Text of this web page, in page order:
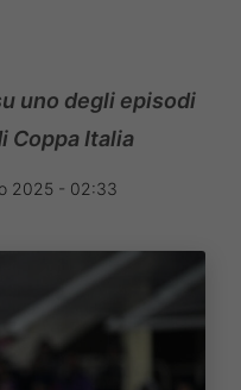
uno degli episodi
Coppa Italia
2025 - 02:33